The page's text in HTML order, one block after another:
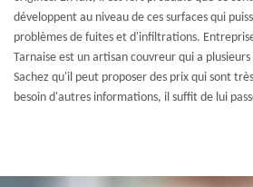
développent au niveau de ces surfaces qui
problèmes de fuites et d'infiltrations.
Tarnaise est un artisan couvreur qui a
Sachez qu'il peut proposer des prix qui sont
besoin d'autres informations, il suffit de lui